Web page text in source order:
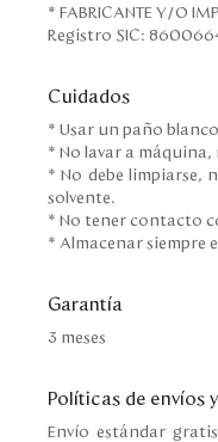
* FABRICANTE Y/O
Registro SIC:
Cuidados
* Usar un paño
* No lavar a
* No debe limpiarse,
solvente.
* No tener contacto
* Almacenar siempre
Garantía
3 meses
Políticas de envíos
Envío estándar